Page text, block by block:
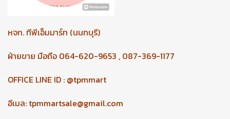
หจก. ทีพีเอ็มมาร์ท (นนทบุรี)
ฝ่ายขาย มือถือ 064-620-9653 , 087-369-1177
OFFICE LINE ID : @tpmmart
อีเมล: tpmmartsale@gmail.com